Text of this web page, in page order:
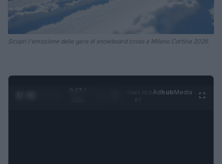
Scopri l'emozione delle gare di snowboard cross a Milano Cortina 2026.
0:27 /
AdhubMedia